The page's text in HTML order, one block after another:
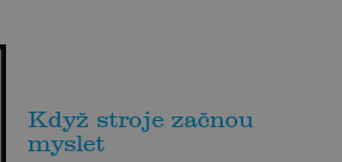
Když stroje začnou
myslet